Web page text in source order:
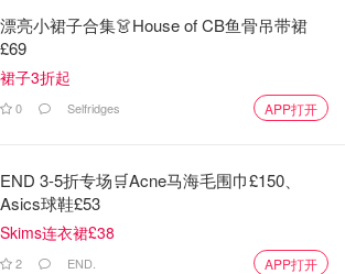
种跃跃欲试去撸串，把酒言欢的冲动~~喜
气，但灵魂有趣的节目。
冷战时期的德国为背景，生活在东德的
求自由，利用热气球筹划逃亡至西德的故
漂亮小裙子合集👗House of CB鱼骨吊带裙
£69
裙子3折起
0 Selfridges APP打开
END 3-5折专场🛒Acne马海毛围巾£150、
Asics球鞋£53
Skims连衣裙£38
2 END. APP打开